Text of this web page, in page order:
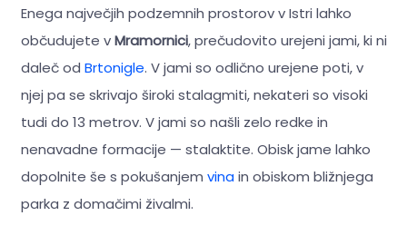
Enega največjih podzemnih prostorov v Istri lahko
občudujete vMramornici, prečudovito urejeni jami, ki ni
daleč od Brtonigle. V jami so odlično urejene poti, v
njej pa se skrivajo široki stalagmiti, nekateri so visoki
tudi do 13 metrov. V jami so našli zelo redke in
nenavadne formacije — stalaktite. Obisk jame lahko
dopolnite še s pokušanjem vinain obiskom bližnjega
parka z domačimi živalmi.